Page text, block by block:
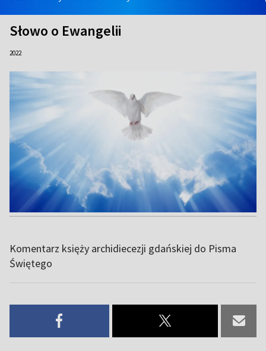
Słowo o Ewangelii
2022
Komentarz księży archidiecezji gdańskiej do Pisma
Świętego